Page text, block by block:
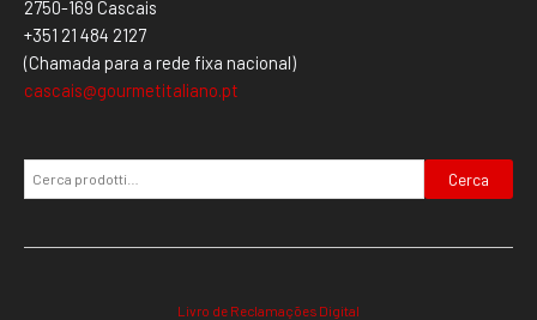
2750-169 Cascais
+351 21 484 2127
(Chamada para a rede fixa nacional)
cascais@gourmetitaliano.pt
Cerca
Livro de Reclamações Digital